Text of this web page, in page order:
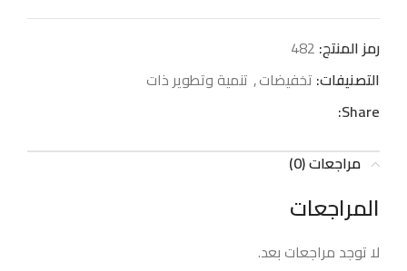
رمز المنتج: 482
التصنيفات: تخفيضات, تنمية وتطوير ذات
Share:
مراجعات (0)
المراجعات
لا توجد مراجعات بعد.